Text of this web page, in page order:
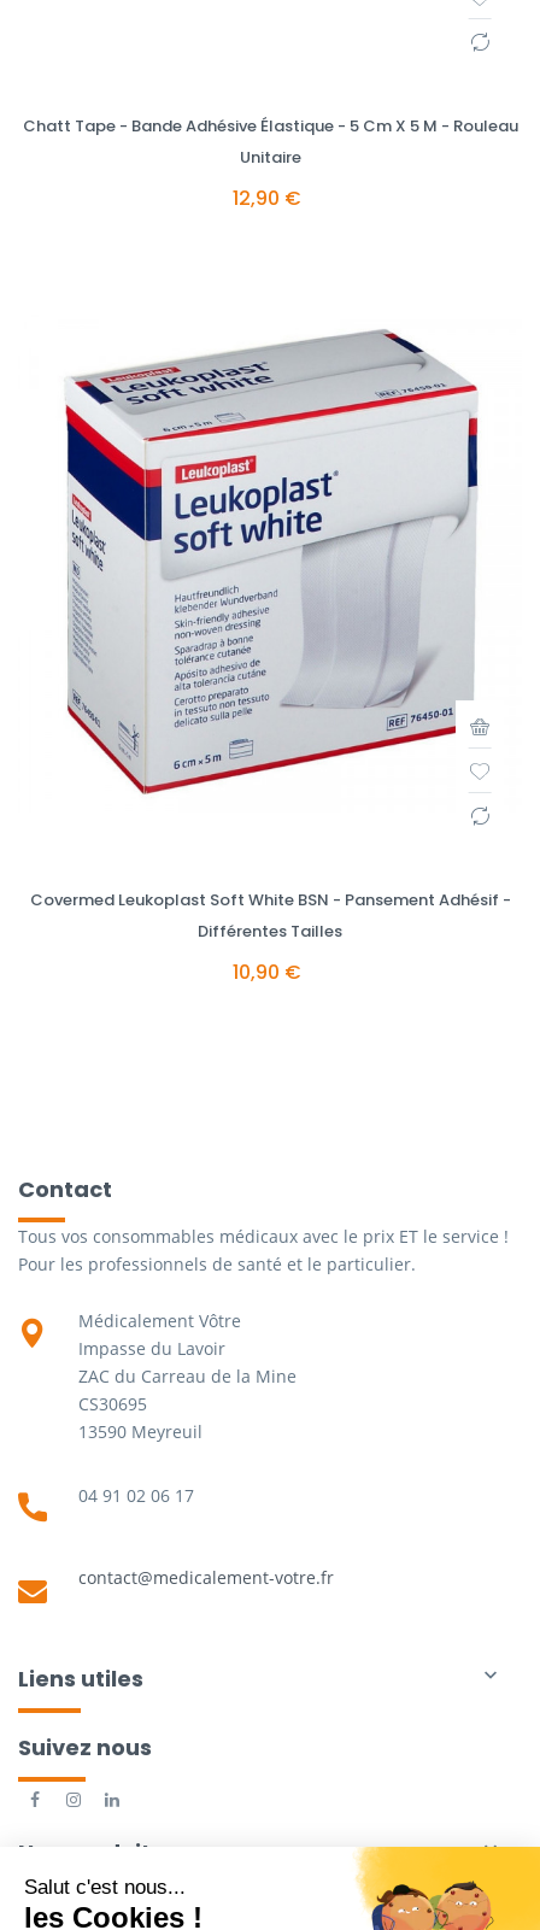
Chatt Tape - Bande Adhésive Élastique - 5 Cm X 5 M - Rouleau
Unitaire
12,90 €
Covermed Leukoplast Soft White BSN - Pansement Adhésif -
Différentes Tailles
10,90 €
Contact
Tous vos consommables médicaux avec le prix ET le service !
Pour les professionnels de santé et le particulier.
Médicalement Vôtre
Impasse du Lavoir
ZAC du Carreau de la Mine
CS30695
13590 Meyreuil
04 91 02 06 17
contact@medicalement-votre.fr
Liens utiles 
Suivez nous
Nos produits 